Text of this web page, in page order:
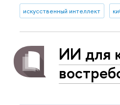
искусственный интеллект
ИИ для